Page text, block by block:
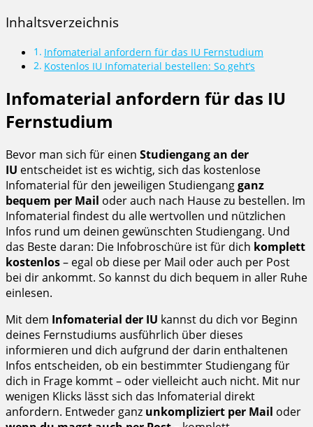
Inhaltsverzeichnis
Infomaterial anfordern für das IU Fernstudium
Kostenlos IU Infomaterial bestellen: So geht’s
Infomaterial anfordern für das IU
Fernstudium
Bevor man sich für einen Studiengang an der
IU entscheidet ist es wichtig, sich das kostenlose
Infomaterial für den jeweiligen Studiengangganz
bequem per Mail oder auch nach Hause zu bestellen. Im
Infomaterial findest du alle wertvollen und nützlichen
Infos rund um deinen gewünschten Studiengang. Und
das Beste daran: Die Infobroschüre ist für dich komplett
kostenlos– egal ob diese per Mail oder auch per Post
bei dir ankommt. So kannst du dich bequem in aller Ruhe
einlesen.
Mit dem Infomaterial der IU kannst du dich vor Beginn
deines Fernstudiums ausführlich über dieses
informieren und dich aufgrund der darin enthaltenen
Infos entscheiden, ob ein bestimmter Studiengang für
dich in Frage kommt – oder vielleicht auch nicht. Mit nur
wenigen Klicks lässt sich das Infomaterial direkt
anfordern. Entweder ganz unkompliziert per Mail oder